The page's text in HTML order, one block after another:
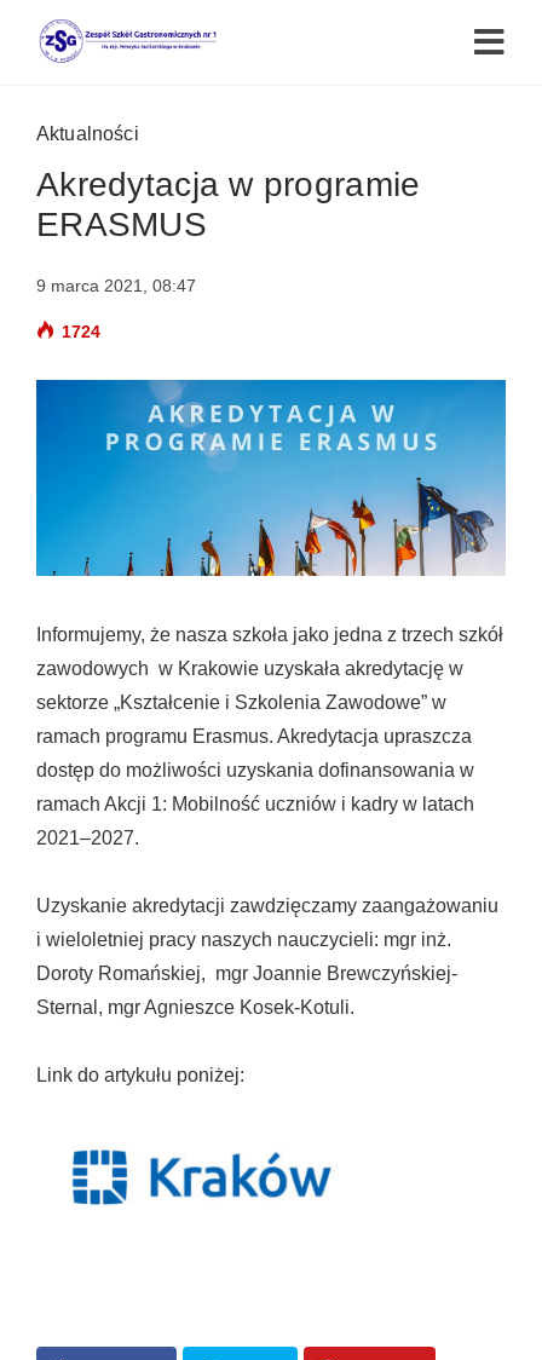
Aktualności
Akredytacja w programie
ERASMUS
9 marca 2021, 08:47
1724
Informujemy, że nasza szkoła jako jedna z trzech szkół
zawodowych w Krakowie uzyskała akredytację w
sektorze „Kształcenie i Szkolenia Zawodowe” w
ramach programu Erasmus. Akredytacja upraszcza
dostęp do możliwości uzyskania dofinansowania w
ramach Akcji 1: Mobilność uczniów i kadry w latach
2021–2027.
Uzyskanie akredytacji zawdzięczamy zaangażowaniu
i wieloletniej pracy naszych nauczycieli: mgr inż.
Doroty Romańskiej, mgr Joannie Brewczyńskiej-
Sternal, mgr Agnieszce Kosek-Kotuli.
Link do artykułu poniżej: